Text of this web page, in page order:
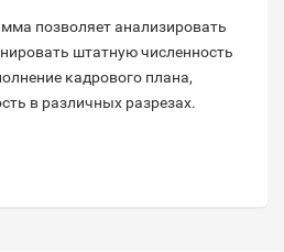
позволяет анализировать
штатную численность
кадрового плана,
в различных разрезах.